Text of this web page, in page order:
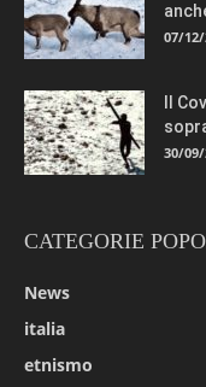
07/12/
Il
30/09/
CATEGORIE
News
italia
etnismo